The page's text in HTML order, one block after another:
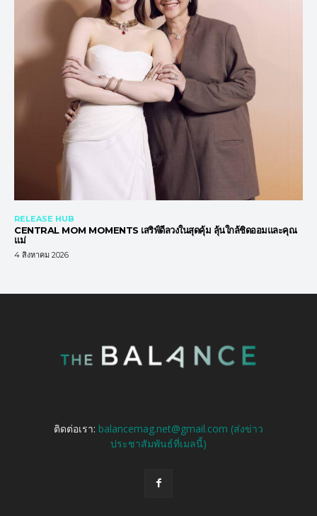
RELEASE HUB
CENTRAL MOM MOMENTS เสริฟ์ดีลวงในสุดคุ้ม ลุ้นใกล้ชิดออมและคุณ
แม่
4 สิงหาคม 2026
ติดต่อเรา: balancemag.net@gmail.com (ส่งข่าว
ประชาสัมพันธ์ที่เมลนี้)